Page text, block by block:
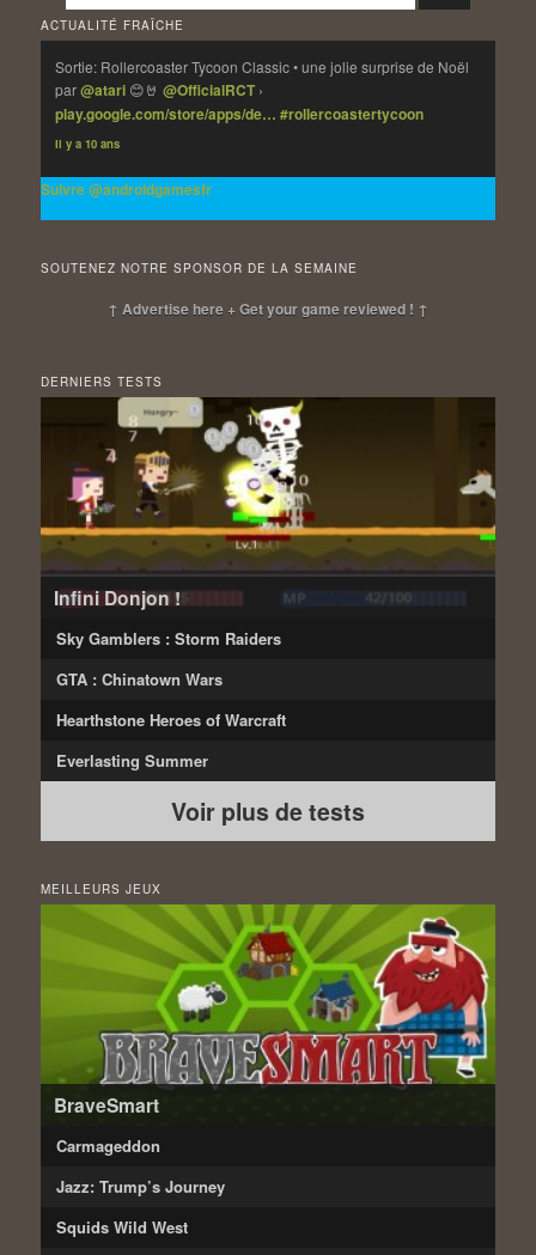
ACTUALITÉ FRAÎCHE
Sortie: Rollercoaster Tycoon Classic • une jolie surprise de Noël
par@atari 😊🤘@OfficialRCT ›
play.google.com/store/apps/de… #rollercoastertycoon
Il y a 10 ans
Suivre @androidgamesfr
SOUTENEZ NOTRE SPONSOR DE LA SEMAINE
↑ Advertise here + Get your game reviewed ! ↑
DERNIERS TESTS
Infini Donjon !
Sky Gamblers : Storm Raiders
GTA : Chinatown Wars
Hearthstone Heroes of Warcraft
Everlasting Summer
Voir plus de tests
MEILLEURS JEUX
BraveSmart
Carmageddon
Jazz: Trump’s Journey
Squids Wild West